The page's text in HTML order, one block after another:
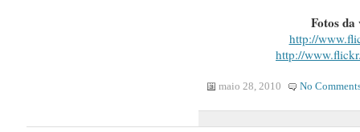
Fotos da
http://
http://
maio 28, 2010 No